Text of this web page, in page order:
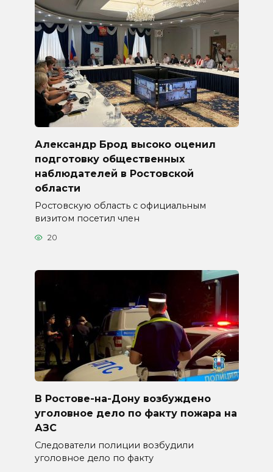
Александр Брод высоко оценил
подготовку общественных
наблюдателей в Ростовской
области
Ростовскую область с официальным
визитом посетил член
20
В Ростове-на-Дону возбуждено
уголовное дело по факту пожара на
АЗС
Следователи полиции возбудили
уголовное дело по факту